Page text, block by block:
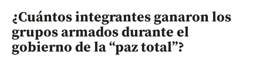
¿Cuántos integrantes ganaron los
grupos armados durante el
gobierno de la “paz total”?